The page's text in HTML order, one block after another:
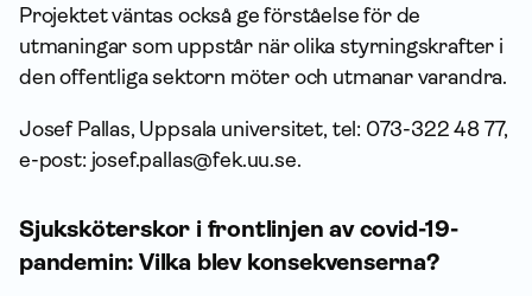
Projektet väntas också ge förståelse för de
utmaningar som uppstår när olika styrningskrafter i
den offentliga sektorn möter och utmanar varandra.
Josef Pallas, Uppsala universitet, tel: 073-322 48 77,
e-post: josef.pallas@fek.uu.se.
Sjuksköterskor i frontlinjen av covid-19-
pandemin: Vilka blev konsekvenserna?